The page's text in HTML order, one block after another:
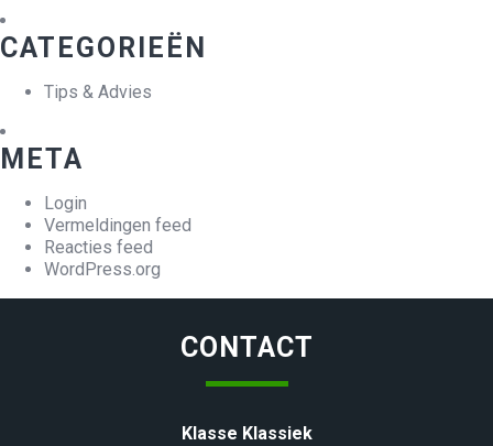
CATEGORIEËN
Tips & Advies
META
Login
Vermeldingen feed
Reacties feed
WordPress.org
CONTACT
Klasse Klassiek